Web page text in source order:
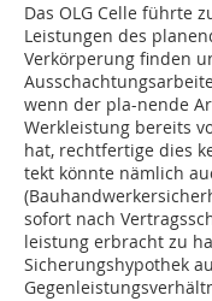
Das OLG Celle führte
Leistungen des
Verkörperung finden
wenn der pla-nende
Werkleistung bereits
hat, rechtfertige dies
tekt könnte nämlich
sofort nach
leistung erbracht zu
Sicherungshypothek